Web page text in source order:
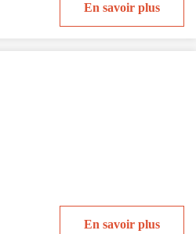
En savoir plus
En savoir plus